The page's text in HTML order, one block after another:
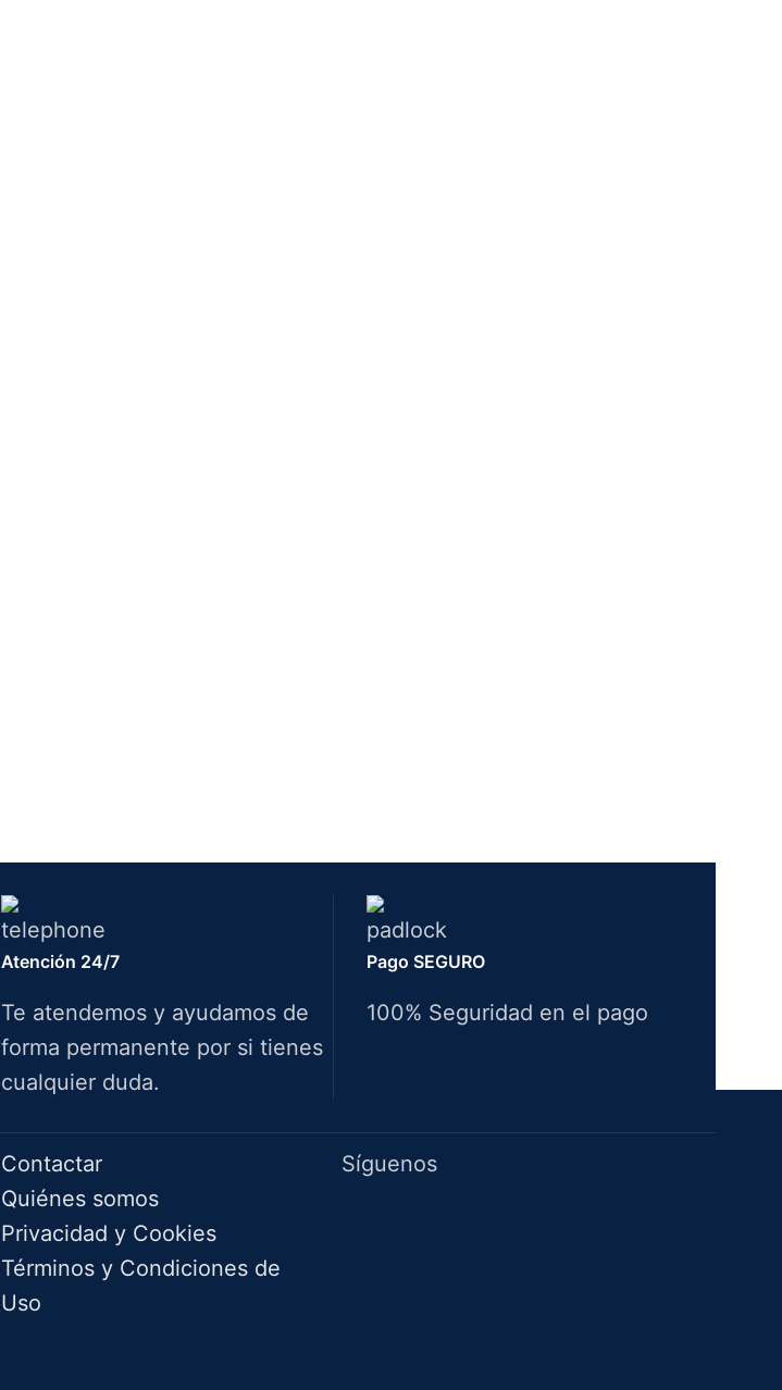
Atención 24/7
Te atendemos y ayudamos de
forma permanente por si tienes
cualquier duda.
Pago SEGURO
100% Seguridad en el pago
Contactar
Quiénes somos
Privacidad y Cookies
Términos y Condiciones de
Uso
Síguenos